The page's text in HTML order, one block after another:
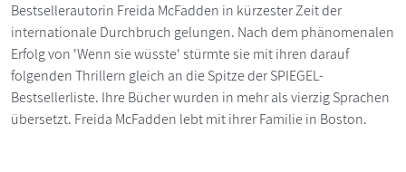
Bestsellerautorin Freida McFadden in kürzester Zeit der
internationale Durchbruch gelungen. Nach dem phänomenalen
Erfolg von 'Wenn sie wüsste' stürmte sie mit ihren darauf
folgenden Thrillern gleich an die Spitze der SPIEGEL-
Bestsellerliste. Ihre Bücher wurden in mehr als vierzig Sprachen
übersetzt. Freida McFadden lebt mit ihrer Familie in Boston.